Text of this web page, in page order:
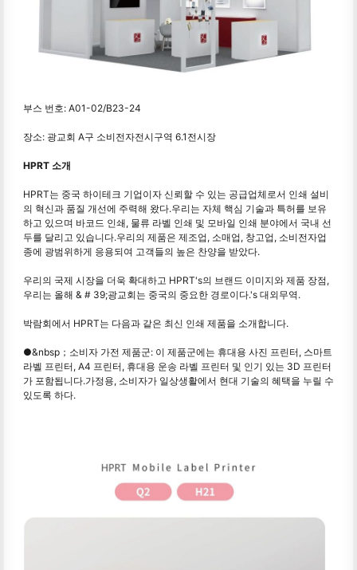
부스 번호: A01-02/B23-24
장소: 광교회 A구 소비전자전시구역 6.1전시장
HPRT 소개
HPRT는 중국 하이테크 기업이자 신뢰할 수 있는 공급업체로서 인쇄 설비
의 혁신과 품질 개선에 주력해 왔다.우리는 자체 핵심 기술과 특허를 보유
하고 있으며 바코드 인쇄, 물류 라벨 인쇄 및 모바일 인쇄 분야에서 국내 선
두를 달리고 있습니다.우리의 제품은 제조업, 소매업, 창고업, 소비전자업
종에 광범위하게 응용되여 고객들의 높은 찬양을 받았다.
우리의 국제 시장을 더욱 확대하고 HPRT's의 브랜드 이미지와 제품 장점,
우리는 올해 & # 39;광교회는 중국의 중요한 경로이다.'s 대외무역.
박람회에서 HPRT는 다음과 같은 최신 인쇄 제품을 소개합니다.
●&nbsp；소비자 가전 제품군: 이 제품군에는 휴대용 사진 프린터, 스마트
라벨 프린터, A4 프린터, 휴대용 운송 라벨 프린터 및 인기 있는 3D 프린터
가 포함됩니다.가정용, 소비자가 일상생활에서 현대 기술의 혜택을 누릴 수
있도록 하다.